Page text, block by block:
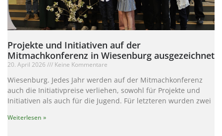
Projekte und Initiativen auf der
Mitmachkonferenz in Wiesenburg ausgezeichnet
20. April 2026 Keine Kommentare
Wiesenburg. Jedes Jahr werden auf der Mitmachkonferenz
auch die Initiativpreise verliehen, sowohl für Projekte und
Initiativen als auch für die Jugend. Für letzteren wurden zwei
Weiterlesen »